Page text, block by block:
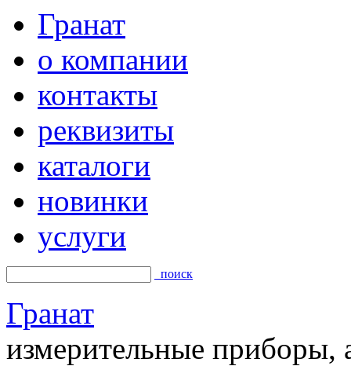
Гранат
о компании
контакты
реквизиты
каталоги
новинки
услуги
поиск
Гранат
измерительные приборы,